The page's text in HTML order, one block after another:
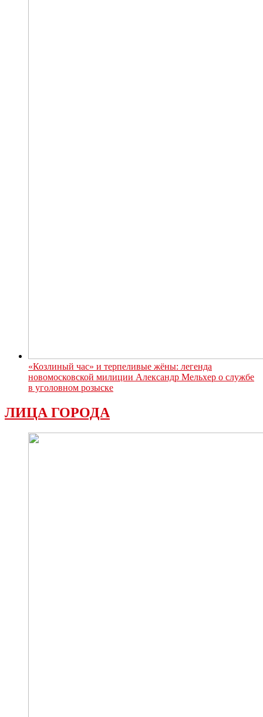
«Козлиный час» и терпеливые жёны: легенда
новомосковской милиции Александр Мельхер о службе
в уголовном розыске
ЛИЦА ГОРОДА